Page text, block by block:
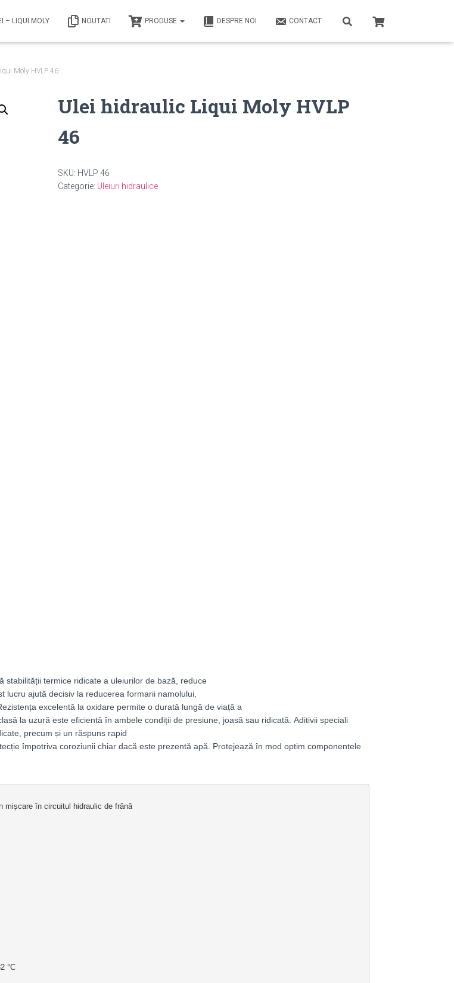
– LIQUI MOLY NOUTATI PRODUSE DESPRE NOI CONTACT
Moly HVLP 46
Ulei hidraulic Liqui Moly HVLP
46
SKU: HVLP 46
Categorie: Uleiuri hidraulice
stabilității termice ridicate a uleiurilor de bază, reduce
lucru ajută decisiv la reducerea formarii namolului,
excelentă la oxidare permite o durată lungă de viață a
la uzură este eficientă în ambele condiții de presiune, joasă sau ridicată. Aditivii speciali
precum și un răspuns rapid
împotriva coroziunii chiar dacă este prezentă apă. Protejează în mod optim componentele
mișcare în circuitul hidraulic de frână
°C